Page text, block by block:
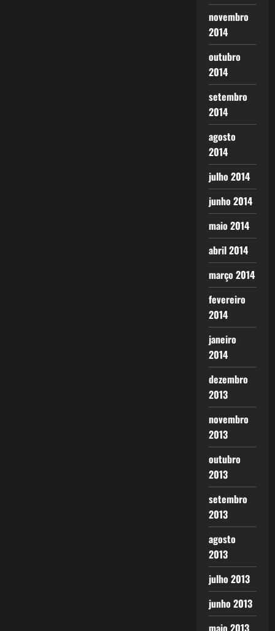
novembro
2014
outubro
2014
setembro
2014
agosto
2014
julho 2014
junho 2014
maio 2014
abril 2014
março 2014
fevereiro
2014
janeiro
2014
dezembro
2013
novembro
2013
outubro
2013
setembro
2013
agosto
2013
julho 2013
junho 2013
maio 2013